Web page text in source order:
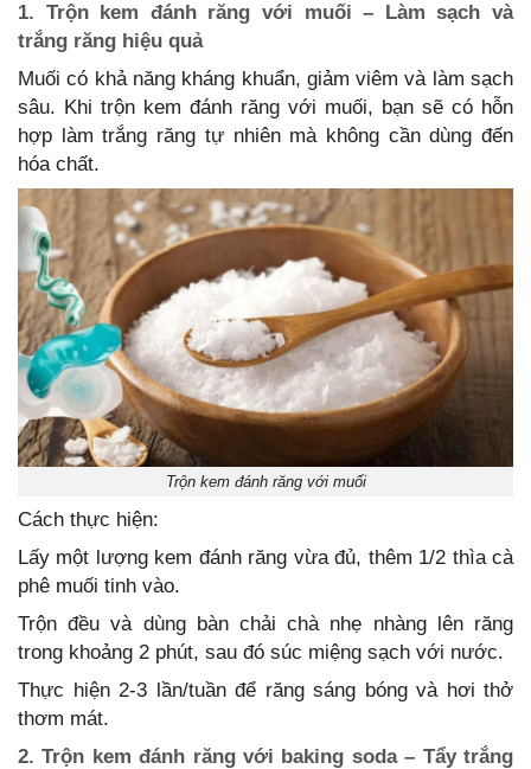
1. Trộn kem đánh răng với muối – Làm sạch và
trắng răng hiệu quả
Muối có khả năng kháng khuẩn, giảm viêm và làm sạch
sâu. Khi trộn kem đánh răng với muối, bạn sẽ có hỗn
hợp làm trắng răng tự nhiên mà không cần dùng đến
hóa chất.
Trộn kem đánh răng với muối
Cách thực hiện:
Lấy một lượng kem đánh răng vừa đủ, thêm 1/2 thìa cà
phê muối tinh vào.
Trộn đều và dùng bàn chải chà nhẹ nhàng lên răng
trong khoảng 2 phút, sau đó súc miệng sạch với nước.
Thực hiện 2-3 lần/tuần để răng sáng bóng và hơi thở
thơm mát.
2. Trộn kem đánh răng với baking soda – Tẩy trắng